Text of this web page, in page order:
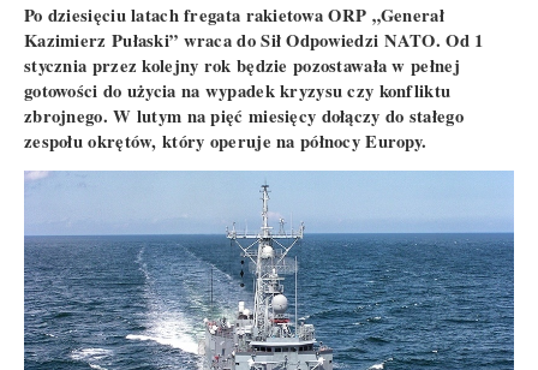
Po dziesięciu latach fregata rakietowa ORP „Generał
Kazimierz Pułaski” wraca do Sił Odpowiedzi NATO. Od 1
stycznia przez kolejny rok będzie pozostawała w pełnej
gotowości do użycia na wypadek kryzysu czy konfliktu
zbrojnego. W lutym na pięć miesięcy dołączy do stałego
zespołu okrętów, który operuje na północy Europy.